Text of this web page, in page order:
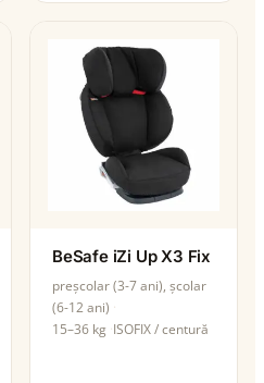
BeSafe iZi Up X3 Fix
preșcolar (3-7 ani), școlar
(6-12 ani)
15–36 kg ISOFIX / centură